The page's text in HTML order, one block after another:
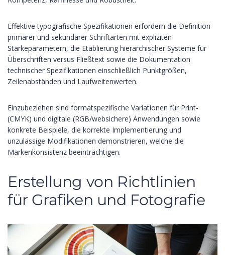
Effektive typografische Spezifikationen erfordern die Definition
primärer und sekundärer Schriftarten mit expliziten
Stärkeparametern, die Etablierung hierarchischer Systeme für
Überschriften versus Fließtext sowie die Dokumentation
technischer Spezifikationen einschließlich Punktgrößen,
Zeilenabständen und Laufweitenwerten.
Einzubeziehen sind formatspezifische Variationen für Print-
(CMYK) und digitale (RGB/websichere) Anwendungen sowie
konkrete Beispiele, die korrekte Implementierung und
unzulässige Modifikationen demonstrieren, welche die
Markenkonsistenz beeinträchtigen.
Erstellung von Richtlinien
für Grafiken und Fotografie